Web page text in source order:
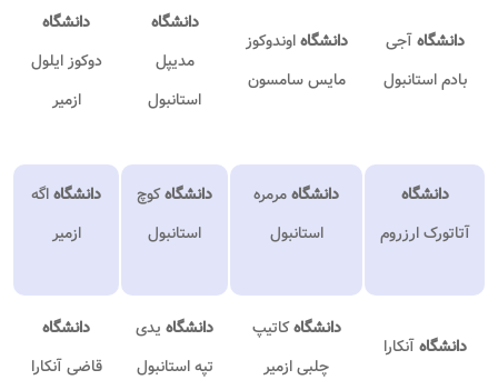
دانشگاهآجی
بادم استانبول
دانشگاهاوندوکوز
مایس سامسون
دانشگاه
مدیپل
استانبول
دانشگاه
دوکوز ایلول
ازمیر
دانشگاه
آتاتورک ارزروم
دانشگاهمرمره
استانبول
دانشگاهکوچ
استانبول
دانشگاهاگه
ازمیر
دانشگاهآنکارا
دانشگاهکاتیپ
چلبی ازمیر
دانشگاه یدی
تپه استانبول
دانشگاه
قاضی آنکارا